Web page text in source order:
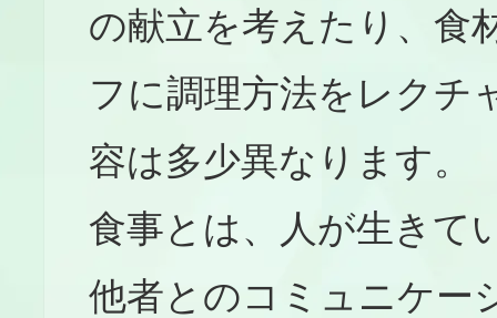
の献立を考えたり、食
フに調理方法をレクチ
容は多少異なります。
食事とは、人が生きて
他者とのコミュニケー